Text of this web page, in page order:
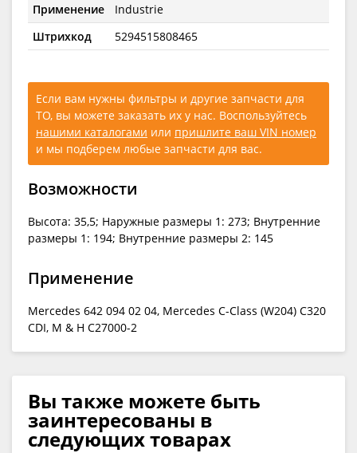
Применение
Industrie
Штрихкод
5294515808465
Если вам нужны фильтры и другие запчасти для
ТО, вы можете заказать их у нас. Воспользуйтесь
нашими каталогами или пришлите ваш VIN номер
и мы подберем любые запчасти для вас.
Возможности
Высота: 35,5; Наружные размеры 1: 273; Внутренние
размеры 1: 194; Внутренние размеры 2: 145
Применение
Mercedes 642 094 02 04, Mercedes C-Class (W204) C320
CDI, М & H C27000-2
Вы также можете быть
заинтересованы в
следующих товарах